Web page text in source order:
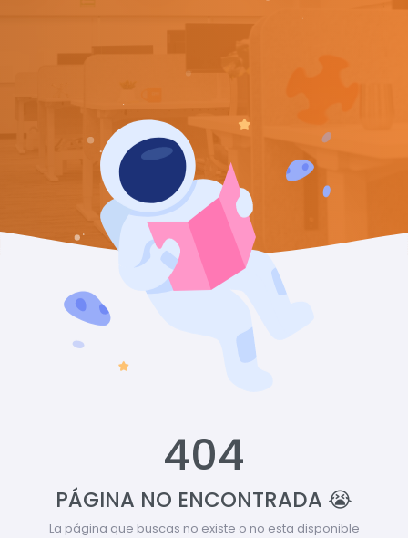
404
PÁGINA NO ENCONTRADA 😭
La página que buscas no existe o no esta disponible